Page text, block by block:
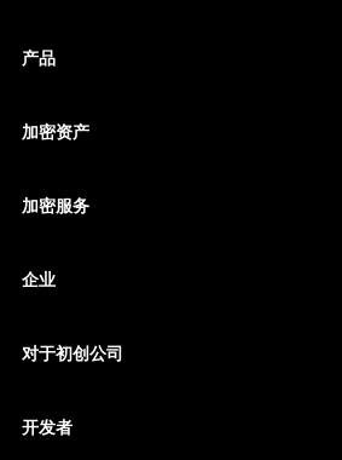
РУССКИЙ
العربية
ภาษาไทย
产品
硬件钱包
Ledger Stax
Ledger Nano Classics
捆绑销售
所有产品
加密资产
以太坊钱包
卡尔达诺钱包
门罗币钱包
查看所有资产
加密服务
购买加密货币
互换加密货币
企业
对于初创公司
开发者